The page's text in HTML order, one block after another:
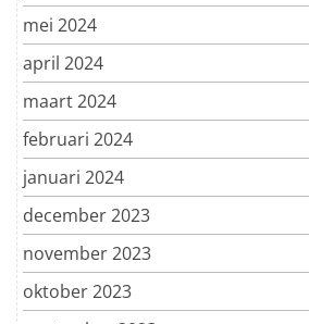
mei 2024
april 2024
maart 2024
februari 2024
januari 2024
december 2023
november 2023
oktober 2023